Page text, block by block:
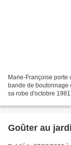
Marie-Françoise porte
bande de boutonnage
sa robe d'octobre
Goûter au